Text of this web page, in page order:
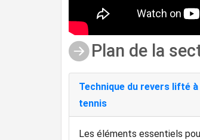
Plan de la
Technique du revers lifté à
tennis
Les éléments essentiels